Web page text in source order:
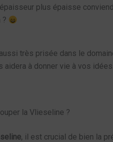
épaisseur plus épaisse
?
très prisée dans le
aidera à donner vie à vos
la Vlieseline ?
, il est crucial de bien la